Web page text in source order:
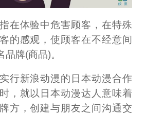
在体验中危害顾客，在特殊
的感观，使顾客在不经意间
牌(商品)。
行新浪动漫的日本动漫合作
，就以日本动漫达人意味着
方，创建与朋友之间沟通交